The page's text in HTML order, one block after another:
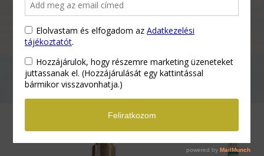
Kezdőlap Arctisztítók
Ajakra – Öblítés Nélkül – 250 ml